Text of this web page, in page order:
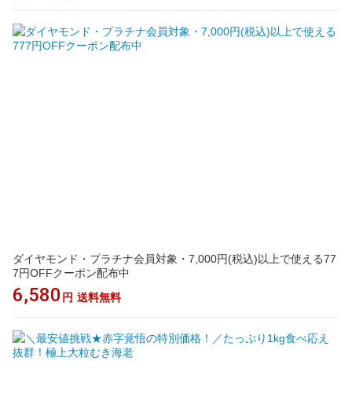
ダイヤモンド・プラチナ会員対象・7,000円(税込)以上で使える77
7円OFFクーポン配布中
6,580 円 送料無料